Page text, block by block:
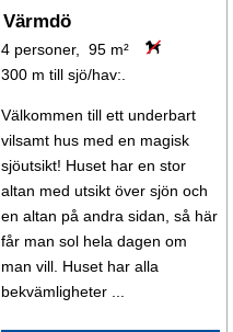
Värmdö
4 personer, 95 m²
300 m till sjö/hav:.
Välkommen till ett underbart
vilsamt hus med en magisk
sjöutsikt! Huset har en stor
altan med utsikt över sjön och
en altan på andra sidan, så här
får man sol hela dagen om
man vill. Huset har alla
bekvämligheter ...